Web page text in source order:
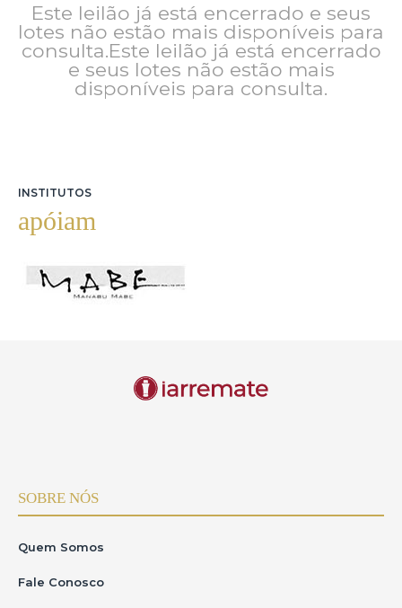
Este leilão já está encerrado e seus
lotes não estão mais disponíveis para
consulta.Este leilão já está encerrado
e seus lotes não estão mais
disponíveis para consulta.
INSTITUTOS
apóiam
SOBRE NÓS
Quem Somos
Fale Conosco